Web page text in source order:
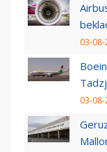
03-
03-